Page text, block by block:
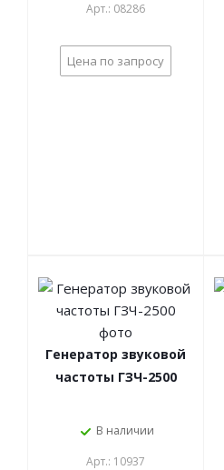
Арт.: 08286
Цена по запросу
Генератор звуковой
частоты ГЗЧ-2500
В наличии
Арт.: 10937